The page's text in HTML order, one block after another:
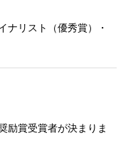
ナリスト（優秀賞）・
励賞受賞者が決まりま